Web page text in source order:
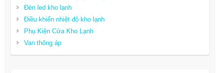
Đèn led kho lạnh
Điều khiển nhiệt độ kho lạnh
Phụ Kiện Cửa Kho Lạnh
Van thông áp